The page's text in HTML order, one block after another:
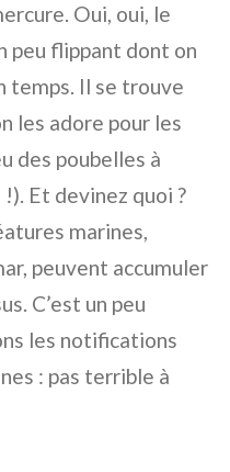
Oui, oui, le
peu flippant dont on
temps. Il se trouve
les adore pour les
des poubelles à
Et devinez quoi ?
marines,
peuvent accumuler
C’est un peu
les notifications
: pas terrible à